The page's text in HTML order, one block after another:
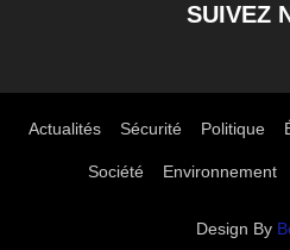
SUIVEZ
Actualités Sécurité Politique
Société Environnement
Design By